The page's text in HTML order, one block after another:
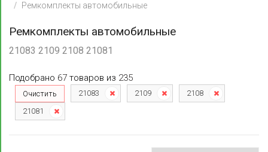
Ремкомплекты автомобильные
Ремкомплекты автомобильные
21083 2109 2108 21081
Подобрано 67 товаров из 235
Очистить 21083 2109
2108
21081